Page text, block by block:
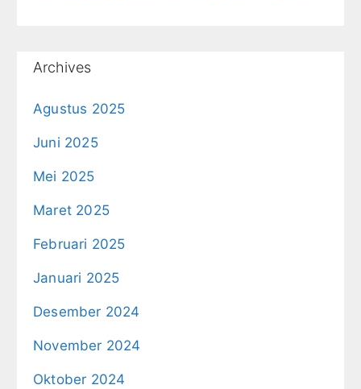
Archives
Agustus 2025
Juni 2025
Mei 2025
Maret 2025
Februari 2025
Januari 2025
Desember 2024
November 2024
Oktober 2024